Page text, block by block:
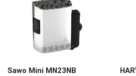
Sawo Mini MN23NB